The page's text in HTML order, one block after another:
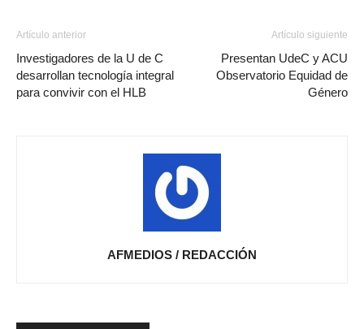
Artículo anterior
Investigadores de la U de C
desarrollan tecnología integral
para convivir con el HLB
Artículo siguiente
Presentan UdeC y ACU
Observatorio Equidad de
Género
AFMEDIOS / REDACCIÓN